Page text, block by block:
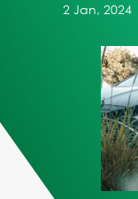
2 Jan, 2024